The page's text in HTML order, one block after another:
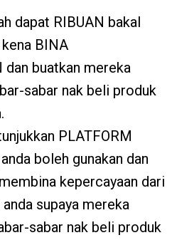
dapat RIBUAN bakal
BINA
dan buatkan mereka
sabar nak beli produk
PLATFORM
boleh gunakan dan
kepercayaan dari
supaya mereka
sabar nak beli produk